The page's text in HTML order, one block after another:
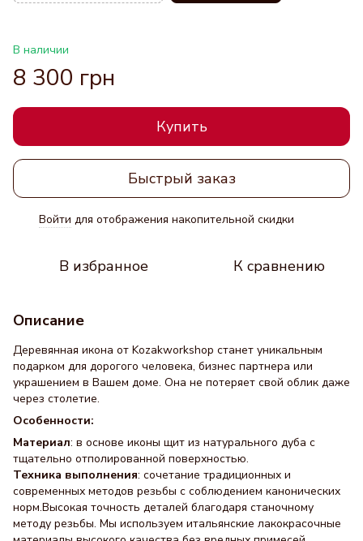
В наличии
8 300 грн
Купить
Быстрый заказ
Войти для отображения накопительной скидки
В избранное К сравнению
Описание
Деревянная икона от Kozakworkshop станет уникальным
подарком для дорогого человека, бизнес партнера или
украшением в Вашем доме. Она не потеряет свой облик даже
через столетие.
Особенности:
Материал: в основе иконы щит из натурального дуба с
тщательно отполированной поверхностью.
Техника выполнения: сочетание традиционных и
современных методов резьбы с соблюдением канонических
норм.Высокая точность деталей благодаря станочному
методу резьбы. Мы используем итальянские лакокрасочные